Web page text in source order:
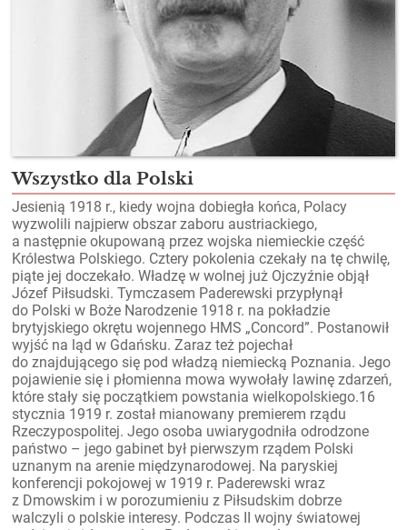
Wszystko dla Polski
Jesienią 1918 r., kiedy wojna dobiegła końca, Polacy
wyzwolili najpierw obszar zaboru austriackiego,
a następnie okupowaną przez wojska niemieckie część
Królestwa Polskiego. Cztery pokolenia czekały na tę chwilę,
piąte jej doczekało. Władzę w wolnej już Ojczyźnie objął
Józef Piłsudski. Tymczasem Paderewski przypłynął
do Polski w Boże Narodzenie 1918 r. na pokładzie
brytyjskiego okrętu wojennego HMS „Concord”. Postanowił
wyjść na ląd w Gdańsku. Zaraz też pojechał
do znajdującego się pod władzą niemiecką Poznania. Jego
pojawienie się i płomienna mowa wywołały lawinę zdarzeń,
które stały się początkiem powstania wielkopolskiego.16
stycznia 1919 r. został mianowany premierem rządu
Rzeczypospolitej. Jego osoba uwiarygodniła odrodzone
państwo – jego gabinet był pierwszym rządem Polski
uznanym na arenie międzynarodowej. Na paryskiej
konferencji pokojowej w 1919 r. Paderewski wraz
z Dmowskim i w porozumieniu z Piłsudskim dobrze
walczyli o polskie interesy. Podczas II wojny światowej